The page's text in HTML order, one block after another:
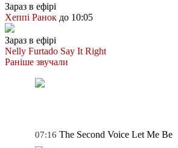
Зараз в ефірі
Хеппі Ранок до 10:05
Зараз в ефірі
Nelly Furtado Say It Right
Раніше звучали
07:16 The Second Voice Let Me Be